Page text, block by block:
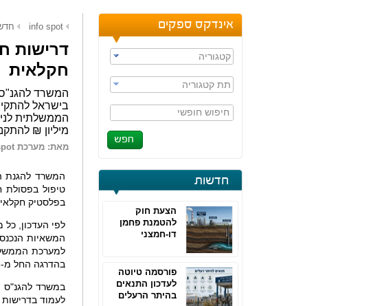
אינדקס ספקים
קטגוריה
תת קטגוריה
חיפוש חופשי
חדשות
הצעת חוק
להטמנת פחמן
דו-חמצני
פורסמה טיוטה
לעדכון התנאים
בהיתר הרעלים
info spot
דרישות
חקלאית
בישראל
מיליון ₪ להתקנה חד-
מאת: מערכת infospot
המשרד להגנת
טיפול בפסולת
בפלסטיק חקלאי
לפי העדכון, כל
המשאיות
למערכת
בהדרגה החל מ-2026 ויעודכנו ברישיון העסק של כל מתקן.
במשרד להגנ"ס
לעמוד בדרישות